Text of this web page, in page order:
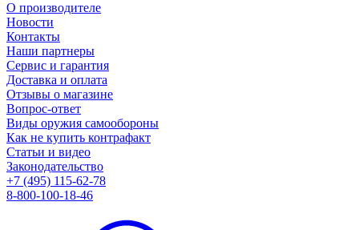
О производителе
Новости
Контакты
Наши партнеры
Сервис и гарантия
Доставка и оплата
Отзывы о магазине
Вопрос-ответ
Виды оружия самообороны
Как не купить контрафакт
Статьи и видео
Законодательство
+7 (495) 115-62-78
8-800-100-18-46